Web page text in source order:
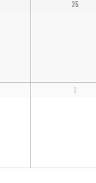
25
2